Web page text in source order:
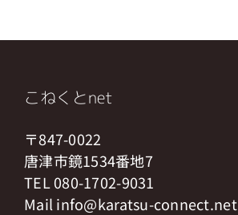
こねくとnet
〒847-0022
唐津市鏡1534番地7
TEL 080-1702-9031
Mail info@karatsu-connect.net